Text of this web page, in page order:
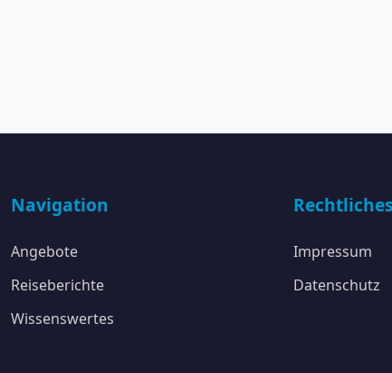
Navigation
Angebote
Reiseberichte
Wissenswertes
Rechtliches
Impressum
Datenschutz